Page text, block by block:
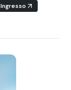
Ingresso